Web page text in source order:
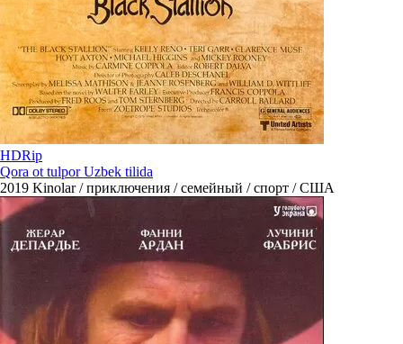
HDRip
Qora ot tulpor Uzbek tilida
2019 Kinolar / приключения / семейный / спорт / США